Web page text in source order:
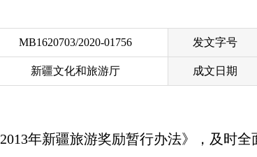
MB1620703/2020-01756 发文字号
新疆文化和旅游厅 成文日期
2013年新疆旅游奖励暂行办法》，及时全